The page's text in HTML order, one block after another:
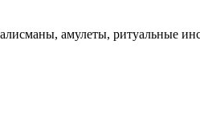
амулеты, ритуальные